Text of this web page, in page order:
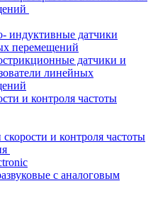
индуктивные датчики
перемещений
датчики и
линейных
и контроля частоты
и контроля частоты
с аналоговым